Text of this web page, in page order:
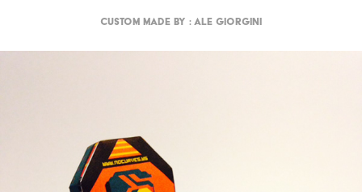
Custom made by : Ale Giorgini